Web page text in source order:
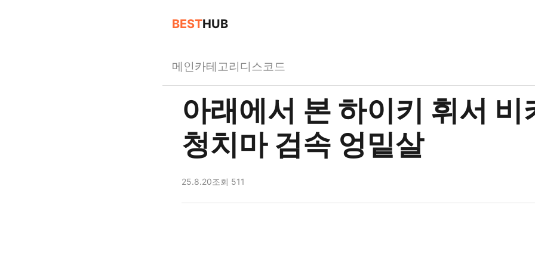
BESTHUB
메인카테고리디스코드
아래에서 본 하이키 휘서 비
청치마 검속 엉밑살
25.8.20조회 511